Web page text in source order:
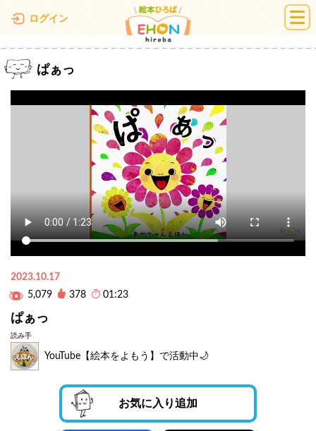
ログイン 絵本ひろば
ぱぁっ
2023.10.17
5,079
378 01:23
ぱぁっ
読み手
YouTube【絵本をよもう】で活動中🌙
お気に入り追加